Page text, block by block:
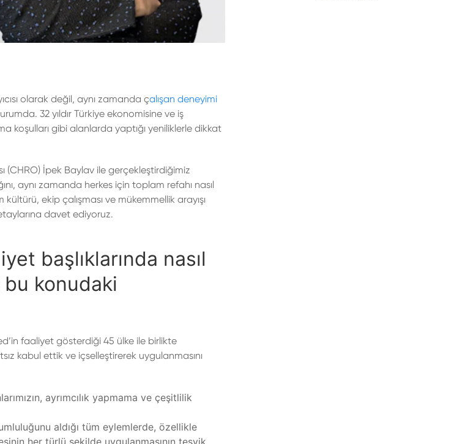
olarak değil, aynı zamanda çalışan deneyimi
32 yıldır Türkiye ekonomisine ve iş
koşulları gibi alanlarda yaptığı yeniliklerle dikkat
(CHRO) İpek Baylav ile gerçekleştirdiğimiz
aynı zamanda herkes için toplam refahı nasıl
ekip çalışması ve mükemmellik arayışı
davet ediyoruz.
başlıklarında nasıl
konudaki
faaliyet gösterdiği 45 ülke ile birlikte
kabul ettik ve içselleştirerek uygulanmasını
ayrımcılık yapmama ve çeşitlilik
aldığı tüm eylemlerde, özellikle
her türlü şekilde uygulanmasının teşvik